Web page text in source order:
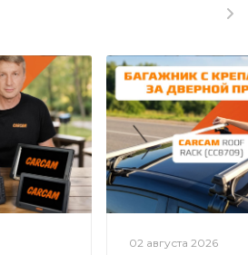
02 августа 2026